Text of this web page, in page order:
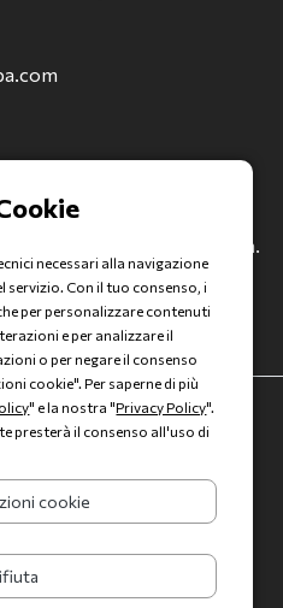
per qualsiasi evenienza.
Vendita spA a socio unico -
- REA: 1417011 RM - C.F. e
- Capitale sociale:
necessari alla navigazione
servizio. Con il tuo consenso, i
per personalizzare contenuti
e per analizzare il
o per negare il consenso
cookie". Per saperne di più
" e la nostra "Privacy Policy".
presterà il consenso all'uso di
cookie